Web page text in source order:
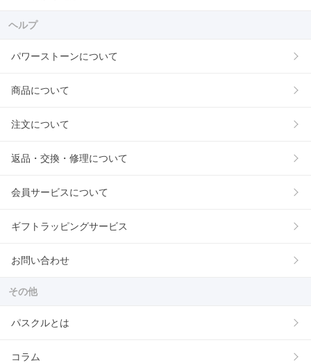
ヘルプ
パワーストーンについて
商品について
注文について
返品・交換・修理について
会員サービスについて
ギフトラッピングサービス
お問い合わせ
その他
パスクルとは
コラム